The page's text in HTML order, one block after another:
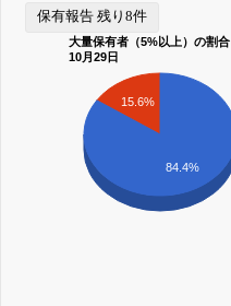
保有報告 残り8件
大量保有者（5%以上）の割合
10月29日
15.6%
84.4%